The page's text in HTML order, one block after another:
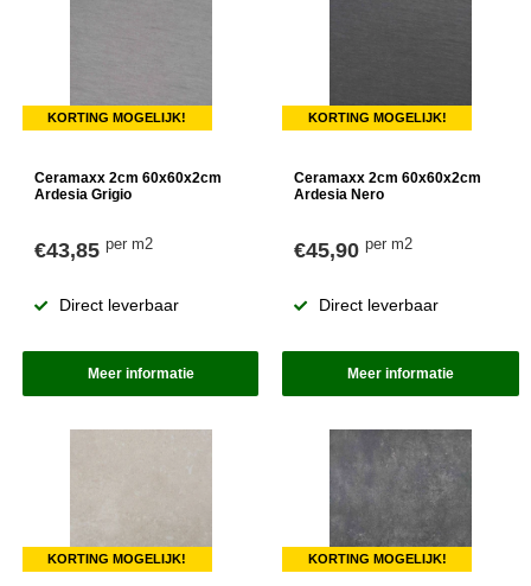
KORTING MOGELIJK!
Ceramaxx 2cm 60x60x2cm
Ardesia Grigio
€43,85 per m2
Direct leverbaar
Meer informatie
KORTING MOGELIJK!
Ceramaxx 2cm 60x60x2cm
Ardesia Nero
€45,90per m2
Direct leverbaar
Meer informatie
KORTING MOGELIJK! KORTING MOGELIJK!